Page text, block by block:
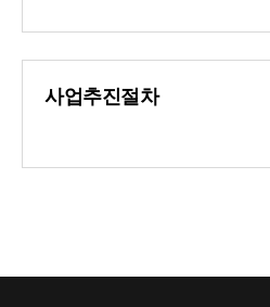
사업추진절차